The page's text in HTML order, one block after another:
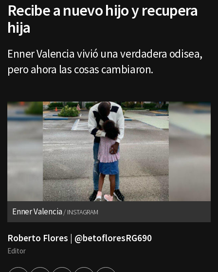
Recibe a nuevo hijo y recupera
hija
Enner Valencia vivió una verdadera odisea,
pero ahora las cosas cambiaron.
Enner Valencia INSTAGRAM
Roberto Flores | @betofloresRG690
Editor